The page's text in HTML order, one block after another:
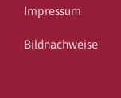
Impressum
Bildnachweise